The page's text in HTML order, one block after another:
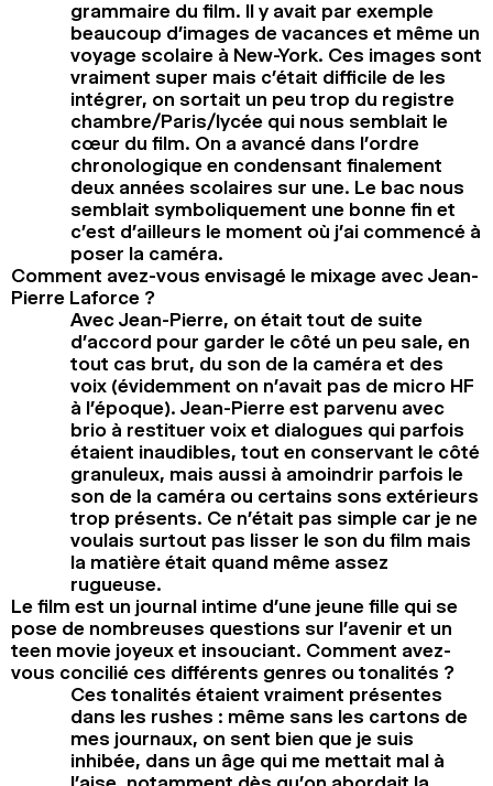
grammaire du film. Il y avait par exemple
beaucoup d’images de vacances et même un
voyage scolaire à New-York. Ces images sont
vraiment super mais c’était difficile de les
intégrer, on sortait un peu trop du registre
chambre/Paris/lycée qui nous semblait le
cœur du film. On a avancé dans l’ordre
chronologique en condensant finalement
deux années scolaires sur une. Le bac nous
semblait symboliquement une bonne fin et
c’est d’ailleurs le moment où j’ai commencé à
poser la caméra.
Comment avez-vous envisagé le mixage avec Jean-
Pierre Laforce ?
Avec Jean-Pierre, on était tout de suite
d’accord pour garder le côté un peu sale, en
tout cas brut, du son de la caméra et des
voix (évidemment on n’avait pas de micro HF
à l’époque). Jean-Pierre est parvenu avec
brio à restituer voix et dialogues qui parfois
étaient inaudibles, tout en conservant le côté
granuleux, mais aussi à amoindrir parfois le
son de la caméra ou certains sons extérieurs
trop présents. Ce n’était pas simple car je ne
voulais surtout pas lisser le son du film mais
la matière était quand même assez
rugueuse.
Le film est un journal intime d’une jeune fille qui se
pose de nombreuses questions sur l’avenir et un
teen movie joyeux et insouciant. Comment avez-
vous concilié ces différents genres ou tonalités ?
Ces tonalités étaient vraiment présentes
dans les rushes : même sans les cartons de
mes journaux, on sent bien que je suis
inhibée, dans un âge qui me mettait mal à